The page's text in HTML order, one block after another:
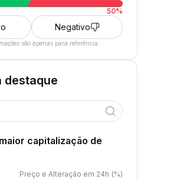
50%
Negativo
são apenas para referência.
destaque
capitalização de
Preço e Alteração em 24h (%)